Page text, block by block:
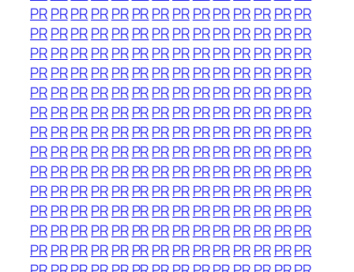
PRPRPRPRPR PRPRPRPRPRPRPR PRPR
PRPRPRPRPR PRPRPRPRPRPRPR PRPR
PRPRPRPRPR PRPRPRPRPRPRPR PRPR
PRPRPRPRPR PRPRPRPRPRPRPR PRPR
PRPRPRPRPR PRPRPRPRPRPRPR PRPR
PRPRPRPRPR PRPRPRPRPRPRPR PRPR
PRPRPRPRPR PRPRPRPRPRPRPR PRPR
PRPRPRPRPR PRPRPRPRPRPRPR PRPR
PRPRPRPRPR PRPRPRPRPRPRPR PRPR
PRPRPRPRPR PRPRPRPRPRPRPR PRPR
PRPRPRPRPR PRPRPRPRPRPRPR PRPR
PRPRPRPRPR PRPRPRPRPRPRPR PRPR
PRPRPRPRPR PRPRPRPRPRPRPR PRPR